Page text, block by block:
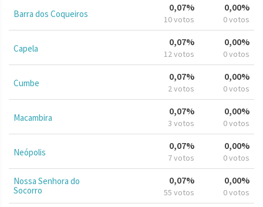
Barra dos Coqueiros
0,07%
10 votos
0,00%
0 votos
Capela
0,07%
12 votos
0,00%
0 votos
Cumbe
0,07%
2 votos
0,00%
0 votos
Macambira
0,07%
3 votos
0,00%
0 votos
Neópolis
0,07%
7 votos
0,00%
0 votos
Nossa Senhora do
Socorro
0,07%
55 votos
0,00%
0 votos